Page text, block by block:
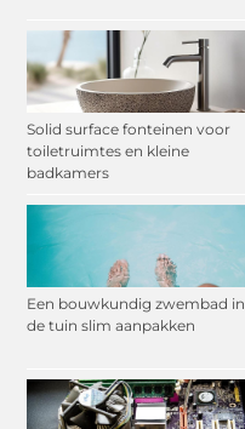
Solid surface fonteinen voor
toiletruimtes en kleine
badkamers
Een bouwkundig zwembad in
de tuin slim aanpakken